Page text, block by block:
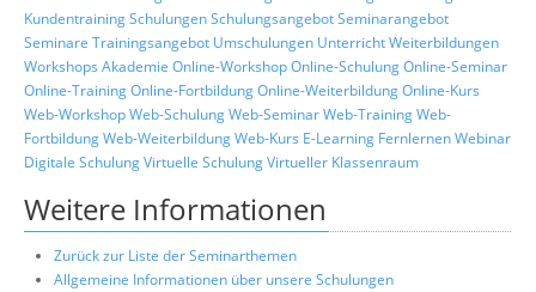
KundentrainingSchulungenSchulungsangebotSeminarangebot
Seminare Trainingsangebot Umschulungen UnterrichtWeiterbildungen
Workshops Akademie Online-WorkshopOnline-SchulungOnline-Seminar
Online-TrainingOnline-FortbildungOnline-WeiterbildungOnline-Kurs
Web-WorkshopWeb-SchulungWeb-SeminarWeb-TrainingWeb-
FortbildungWeb-WeiterbildungWeb-Kurs E-Learning FernlernenWebinar
Digitale SchulungVirtuelle SchulungVirtueller Klassenraum
Weitere Informationen
Zurück zur Liste der Seminarthemen
Allgemeine Informationen über unsere Schulungen